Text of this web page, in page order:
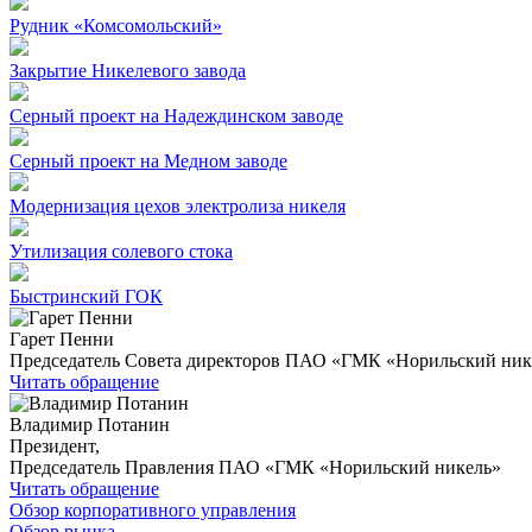
Рудник «Комсомольский»
Закрытие Никелевого завода
Серный проект на Надеждинском заводе
Серный проект на Медном заводе
Модернизация цехов электролиза никеля
Утилизация солевого стока
Быстринский ГОК
Гарет Пенни
Председатель Совета директоров ПАО «ГМК «Норильский
Читать обращение
Владимир Потанин
Президент,
Председатель Правления ПАО «ГМК «Норильский никель»
Читать обращение
Обзор корпоративного управления